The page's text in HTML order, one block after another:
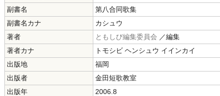
副書名
第八合同歌集
副書名カナ
カシュウ
著者
ともしび編集委員会 ／編集
著者カナ
トモシビ ヘンシュウ イインカイ
出版地
福岡
出版者
金田短歌教室
出版年
2006.8